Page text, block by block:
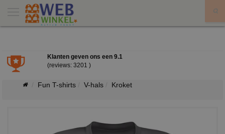
Klanten geven ons een 9.1
(reviews: 3201 )
Fun T-shirts V-hals Kroket